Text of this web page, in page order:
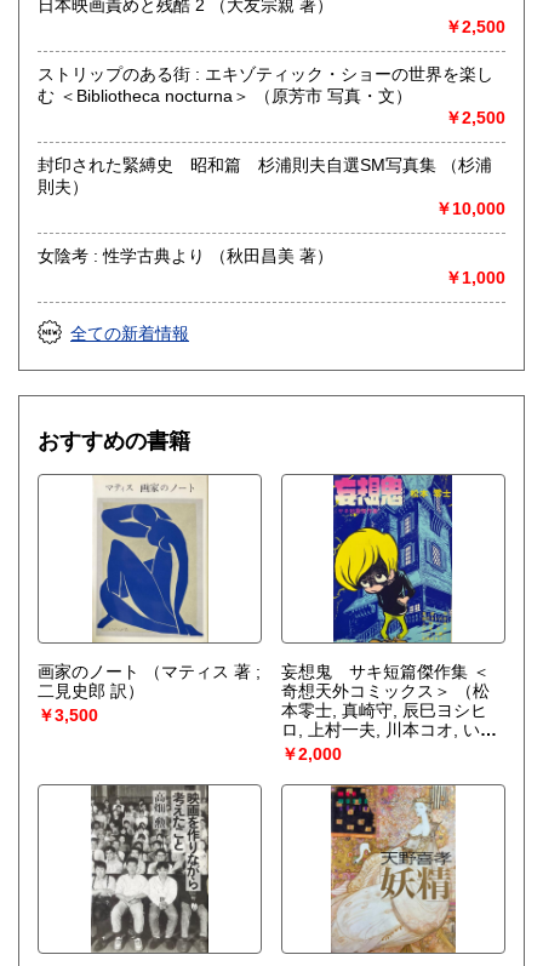
日本映画責めと残酷 2 （大友宗親 著）
￥2,500
ストリップのある街 : エキゾティック・ショーの世界を楽し
む ＜Bibliotheca nocturna＞ （原芳市 写真・文）
￥2,500
封印された緊縛史 昭和篇 杉浦則夫自選SM写真集 （杉浦
則夫）
￥10,000
女陰考 : 性学古典より （秋田昌美 著）
￥1,000
全ての新着情報
おすすめの書籍
画家のノート
（マティス 著 ;
二見史郎 訳）
￥3,500
妄想鬼 サキ短篇傑作集 ＜
奇想天外コミックス＞
（松
本零士, 真崎守, 辰巳ヨシヒ
ロ, 上村一夫, 川本コオ, いけ
うち誠一, 石原はるひこ 著）
￥2,000